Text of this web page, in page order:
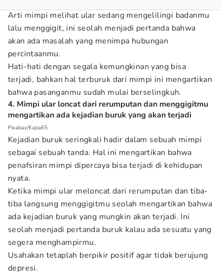
Arti mimpi melihat ular sedang mengelilingi badanmu
lalu menggigit, ini seolah menjadi pertanda bahwa
akan ada masalah yang menimpa hubungan
percintaanmu.
Hati-hati dengan segala kemungkinan yang bisa
terjadi, bahkan hal terburuk dari mimpi ini mengartikan
bahwa pasanganmu sudah mulai berselingkuh.
4. Mimpi ular loncat dari rerumputan dan menggigitmu
mengartikan ada kejadian buruk yang akan terjadi
Pixabay/Kapa65
Kejadian buruk seringkali hadir dalam sebuah mimpi
sebagai sebuah tanda. Hal ini mengartikan bahwa
penafsiran mimpi dipercaya bisa terjadi di kehidupan
nyata.
Ketika mimpi ular meloncat dari rerumputan dan tiba-
tiba langsung menggigitmu seolah mengartikan bahwa
ada kejadian buruk yang mungkin akan terjadi. Ini
seolah menjadi pertanda buruk kalau ada sesuatu yang
segera menghampirmu.
Usahakan tetaplah berpikir positif agar tidak berujung
depresi.